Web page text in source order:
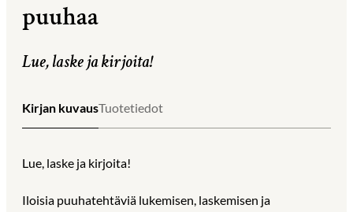
puuhaa
Lue, laske ja kirjoita!
Kirjan kuvausTuotetiedot
Lue, laske ja kirjoita!
Iloisia puuhatehtäviä lukemisen, laskemisen ja